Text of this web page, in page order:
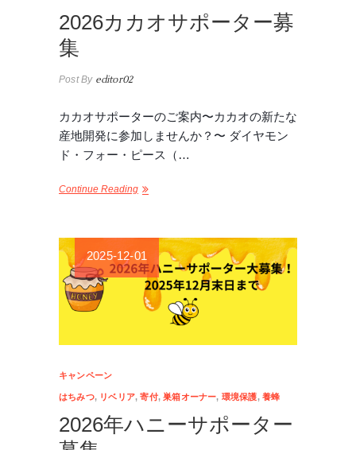
2026カカオサポーター募
集
Post Byeditor02
カカオサポーターのご案内〜カカオの新たな
産地開発に参加しませんか？〜 ダイヤモン
ド・フォー・ピース（…
Continue Reading
2025-12-01
キャンペーン
はちみつ, リベリア,寄付,巣箱オーナー, 環境保護,養蜂
2026年ハニーサポーター